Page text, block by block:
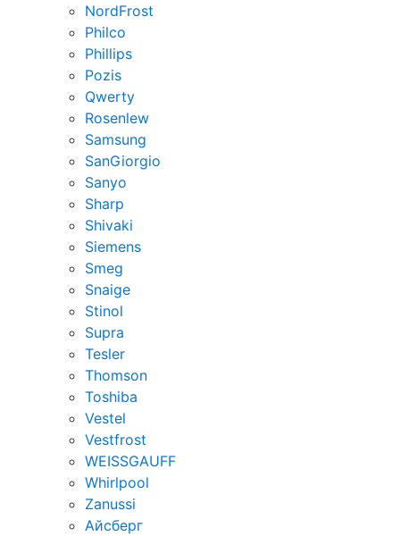
NordFrost
Philco
Phillips
Pozis
Qwerty
Rosenlew
Samsung
SanGiorgio
Sanyo
Sharp
Shivaki
Siemens
Smeg
Snaige
Stinol
Supra
Tesler
Thomson
Toshiba
Vestel
Vestfrost
WEISSGAUFF
Whirlpool
Zanussi
Айсберг